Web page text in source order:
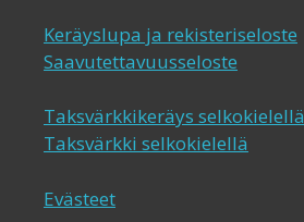
Keräyslupa ja rekisteriseloste
Saavutettavuusseloste
Taksvärkkikeräys selkokielellä
Taksvärkki selkokielellä
Evästeet